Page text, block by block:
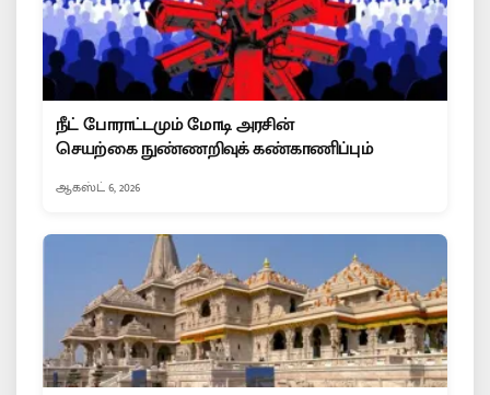
நீட் போராட்டமும் மோடி அரசின்
செயற்கை நுண்ணறிவுக் கண்காணிப்பும்
ஆகஸ்ட் 6, 2026